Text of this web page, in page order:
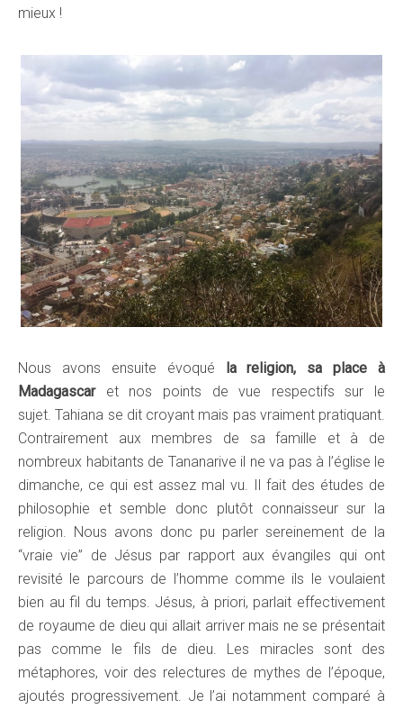
mieux !
Nous avons ensuite évoqué
la religion, sa place à
Madagascaret nos points de vue respectifs sur le
sujet. Tahiana se dit croyant mais pas vraiment pratiquant.
Contrairement aux membres de sa famille et à de
nombreux habitants de Tananarive il ne va pas à l’église le
dimanche, ce qui est assez mal vu. Il fait des études de
philosophie et semble donc plutôt connaisseur sur la
religion. Nous avons donc pu parler sereinement de la
“vraie vie” de Jésus par rapport aux évangiles qui ont
revisité le parcours de l’homme comme ils le voulaient
bien au fil du temps. Jésus, à priori, parlait effectivement
de royaume de dieu qui allait arriver mais ne se présentait
pas comme le fils de dieu. Les miracles sont des
métaphores, voir des relectures de mythes de l’époque,
ajoutés progressivement. Je l’ai notamment comparé à